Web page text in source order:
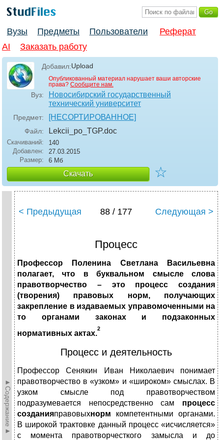
Вузы Предметы Пользователи
Реферат
AI
Заказать работу
Добавил:Upload
Опубликованный материал нарушает ваши авторские
права? Сообщите нам.
Вуз:
Новосибирский государственный
технический университет
Предмет: [НЕСОРТИРОВАННОЕ]
Файл: Lekcii_po_TGP.doc
Скачиваний:
140
Добавлен:
27.03.2015
Размер:
6 Мб
Скачать ☆
►Содержание►
< Предыдущая 88 / 177 Следующая >
Процесс
Профессор Поленина Светлана Васильевна
полагает, что в буквальном смысле слова
правотворчество – это процесс создания
(творения) правовых норм, получающих
закрепление в издаваемых управомоченными на
то органами законах и подзаконных
нормативных актах.
2
Процесс и деятельность
Профессор Сенякин Иван Николаевич понимает
правотворчество в «узком» и «широком» смыслах. В
узком смысле под правотворчеством
подразумевается непосредственно сам процесс
созданияправовыхнорм компетентными органами.
В широкой трактовке данный процесс «исчисляется»
с момента правотворчесткого замысла и до